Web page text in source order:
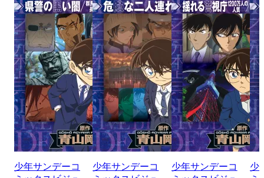
少年サンデーコ
少年サンデーコ
少年サンデーコ
少